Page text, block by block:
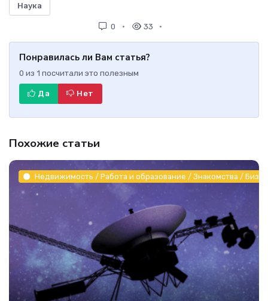
Наука
0 33
Понравилась ли Вам статья?
0 из 1 посчитали это полезным
Да Нет
Похожие статьи
Недвижимость / Работа и образование / Знакомства /